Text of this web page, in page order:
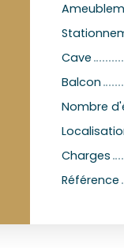
Cave
Balcon
Nombre
Charges
Référence